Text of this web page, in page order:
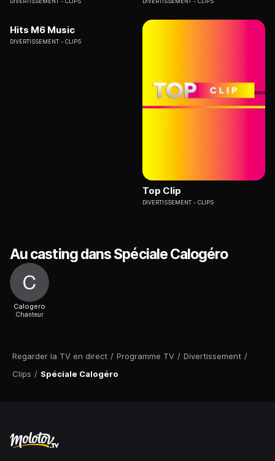
Regarder la TV en direct / Programme TV / Divertissement /
Clips / Spéciale Calogéro
Hits M6 Music
DIVERTISSEMENT CLIPS
Top Clip
DIVERTISSEMENT CLIPS
Au casting dans Spéciale Calogéro
Calogero
Chanteur